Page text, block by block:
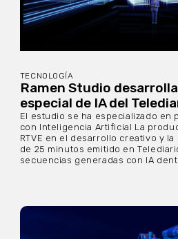
TECNOLOGÍA
Ramen Studio
especial de IA del
El estudio se ha especializado en
con Inteligencia Artificial La
RTVE en el desarrollo creativo y
de 25 minutos emitido en
secuencias generadas con IA